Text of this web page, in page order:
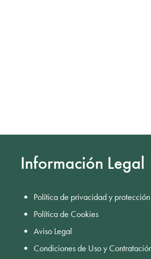
Información Legal
Política de privacidad y
Política de Cookies
Aviso Legal
Condiciones de Uso y